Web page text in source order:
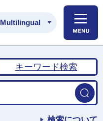
土浦市公式ホームペ
Multilingual
キーワード検索